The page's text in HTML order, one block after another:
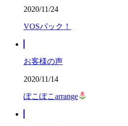
2020/11/24
VOSパック！
お客様の声
2020/11/14
ぽこぽこarrange